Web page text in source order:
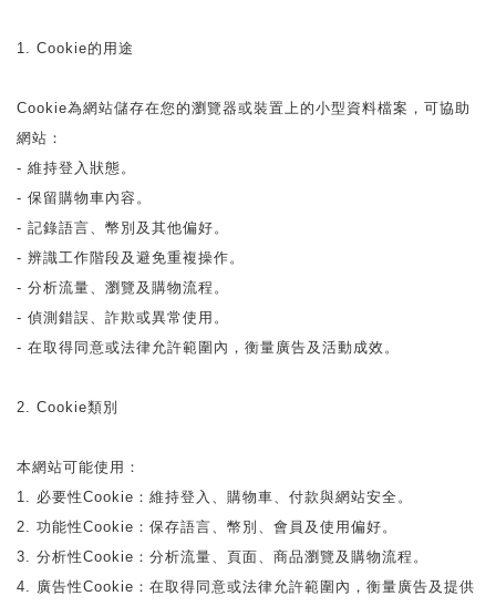
1. Cookie的用途
Cookie為網站儲存在您的瀏覽器或裝置上的小型資料檔案，可協助
網站：
- 維持登入狀態。
- 保留購物車內容。
- 記錄語言、幣別及其他偏好。
- 辨識工作階段及避免重複操作。
- 分析流量、瀏覽及購物流程。
- 偵測錯誤、詐欺或異常使用。
- 在取得同意或法律允許範圍內，衡量廣告及活動成效。
2. Cookie類別
本網站可能使用：
1. 必要性Cookie：維持登入、購物車、付款與網站安全。
2. 功能性Cookie：保存語言、幣別、會員及使用偏好。
3. 分析性Cookie：分析流量、頁面、商品瀏覽及購物流程。
4. 廣告性Cookie：在取得同意或法律允許範圍內，衡量廣告及提供